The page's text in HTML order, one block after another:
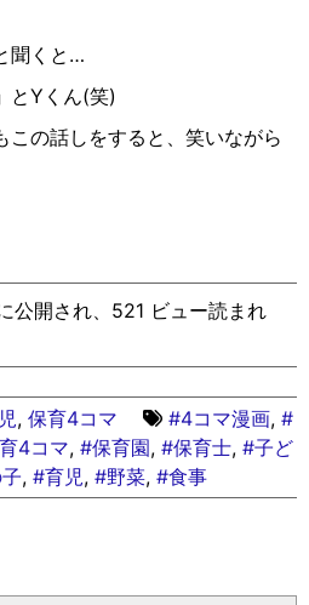
聞くと…
とYくん(笑)
この話しをすると、笑いながら
公開され、521 ビュー読まれ
, 保育4コマ #4コマ漫画, #
4コマ, #保育園, #保育士, #子ど
, #育児, #野菜, #食事